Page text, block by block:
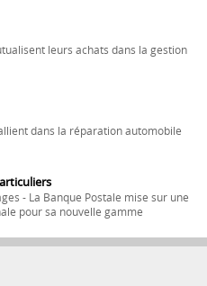
leurs achats dans la gestion
dans la réparation automobile
- La Banque Postale mise sur une
pour sa nouvelle gamme